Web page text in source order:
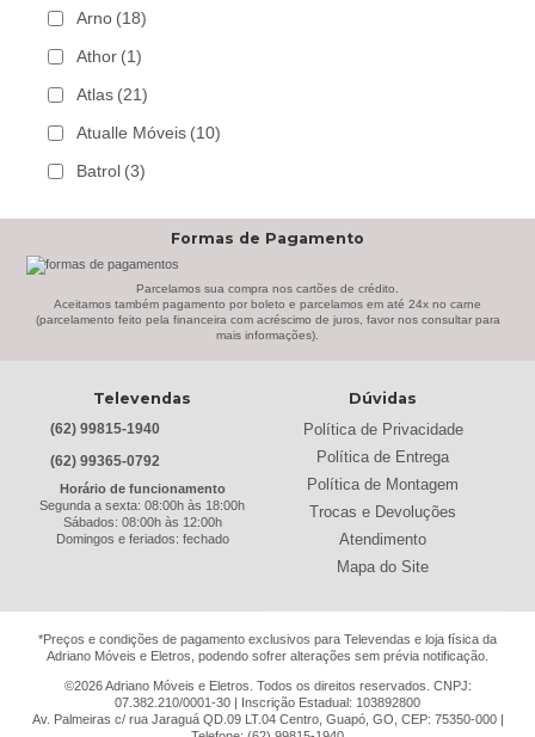
Arno (18)
Athor (1)
Atlas (21)
Atualle Móveis (10)
Batrol (3)
Bem Estar Clima (2)
Bem Estar Estofados (3)
Bertolini (2)
Best (9)
Braslar (6)
cadence
Canaã Moveis (0)
Formas de Pagamento
Parcelamos sua compra nos cartões de crédito.
Aceitamos também pagamento por boleto e parcelamos em até 24x no carne
(parcelamento feito pela financeira com acréscimo de juros, favor nos consultar para
mais informações).
Televendas
(62) 99815-1940
(62) 99365-0792
Horário de funcionamento
Segunda a sexta: 08:00h às 18:00h
Sábados: 08:00h às 12:00h
Domingos e feriados: fechado
Dúvidas
Política de Privacidade
Política de Entrega
Política de Montagem
Trocas e Devoluções
Atendimento
Mapa do Site
*Preços e condições de pagamento exclusivos para Televendas e loja física da
Adriano Móveis e Eletros, podendo sofrer alterações sem prévia notificação.
©2026 Adriano Móveis e Eletros. Todos os direitos reservados. CNPJ:
07.382.210/0001-30 | Inscrição Estadual: 103892800
Av. Palmeiras c/ rua Jaraguá QD.09 LT.04 Centro, Guapó, GO, CEP: 75350-000 |